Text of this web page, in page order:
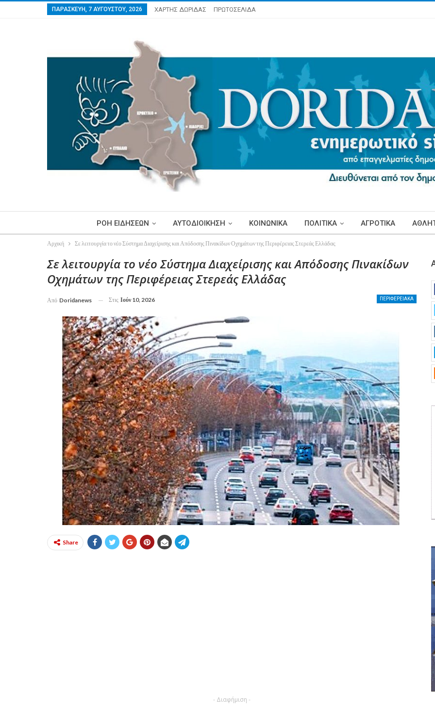
ΠΑΡΑΣΚΕΥΉ, 7 ΑΥΓΟΎΣΤΟΥ, 2026 ΧΑΡΤΗΣ ΔΩΡΙΔΑΣ ΠΡΩΤΟΣΕΛΙΔΑ
ΡΟΗ ΕΙΔΗΣΕΩΝ ΑΥΤΟΔΙΟΙΚΗΣΗ ΚΟΙΝΩΝΙΚΑ ΠΟΛΙΤΙΚΑ ΑΓΡΟΤΙΚΑ
Αρχική Σε λειτουργία το νέο Σύστημα Διαχείρισης και Απόδοσης Πινακίδων Οχημάτων της Περιφέρειας Στερεάς Ελλάδας
Σε λειτουργία το νέο Σύστημα Διαχείρισης και Απόδοσης Πινακίδων
Οχημάτων της Περιφέρειας Στερεάς Ελλάδας
ΠΕΡΙΦΕΡΕΙΑΚΑ
Από Doridanews Στις Ιούν 10, 2026
Share
- Διαφήμιση -